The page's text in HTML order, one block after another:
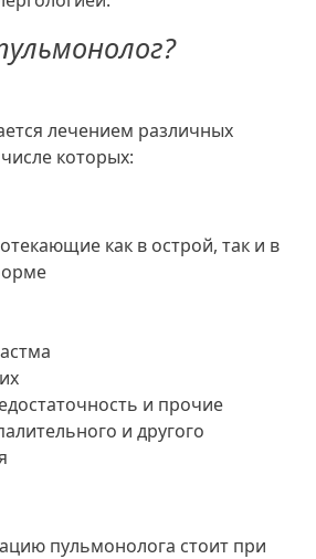
лечением различных
которых:
как в острой, так и в
и прочие
и другого
пульмонолога стоит при